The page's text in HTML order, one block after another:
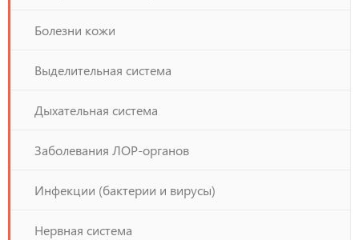
Болезни кожи
Выделительная система
Дыхательная система
Заболевания ЛОР-органов
Инфекции (бактерии и вирусы)
Нервная система